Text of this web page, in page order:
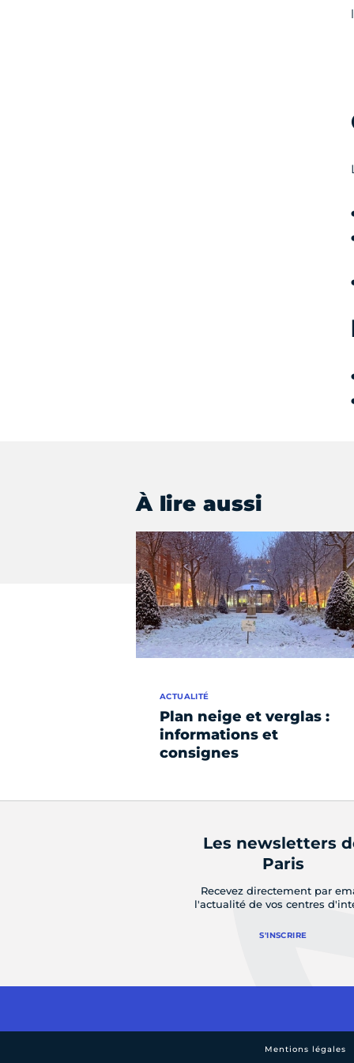
À lire aussi
Plan neige et verglas :
informations et
consignes
ACTUALITÉ
Les newsletters
Paris
Recevez directement par
l'actualité de vos centres
S'INSCRIRE
Mentions légales